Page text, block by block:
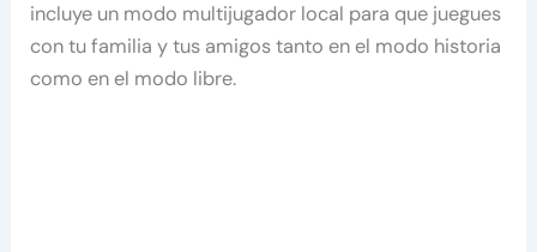
incluye un modo multijugador local para que juegues
con tu familia y tus amigos tanto en el modo historia
como en el modo libre.